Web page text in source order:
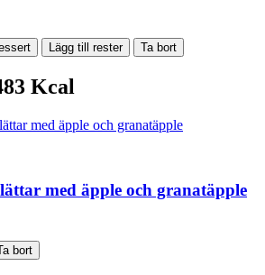
Lägg till rester Ta bort
Kcal
med äpple och granatäpple
bort